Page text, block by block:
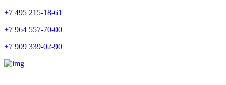
+7 495 215-18-61
+7 964 557-70-00
+7 909 339-02-90